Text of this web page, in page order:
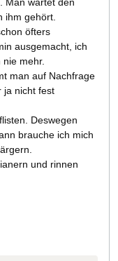
ihm gehört.
öfters
ausgemacht, ich
mehr.
man auf Nachfrage
ja nicht fest
Deswegen
brauche ich mich
und rinnen